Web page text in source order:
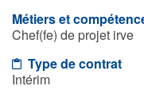
Métiers et
Chef(fe) de projet irve
Type de contrat
Intérim